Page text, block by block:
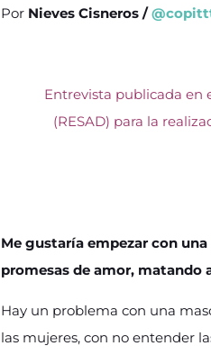
Por Nieves Cisneros /
Entrevista publicada en
(RESAD) para la
Me gustaría empezar con
promesas de amor, matando
Hay un problema con una
las mujeres, con no entender